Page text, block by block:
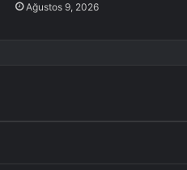
Ağustos 9, 2026